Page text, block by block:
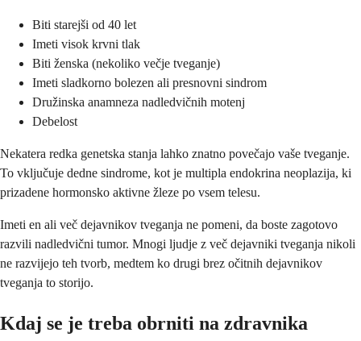
Biti starejši od 40 let
Imeti visok krvni tlak
Biti ženska (nekoliko večje tveganje)
Imeti sladkorno bolezen ali presnovni sindrom
Družinska anamneza nadledvičnih motenj
Debelost
Nekatera redka genetska stanja lahko znatno povečajo vaše tveganje.
To vključuje dedne sindrome, kot je multipla endokrina neoplazija, ki
prizadene hormonsko aktivne žleze po vsem telesu.
Imeti en ali več dejavnikov tveganja ne pomeni, da boste zagotovo
razvili nadledvični tumor. Mnogi ljudje z več dejavniki tveganja nikoli
ne razvijejo teh tvorb, medtem ko drugi brez očitnih dejavnikov
tveganja to storijo.
Kdaj se je treba obrniti na zdravnika